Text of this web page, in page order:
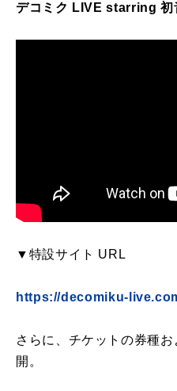
デコミク LIVE starring
▼特設サイト URL
https://decomiku-
さらに、チケットの券種
開。